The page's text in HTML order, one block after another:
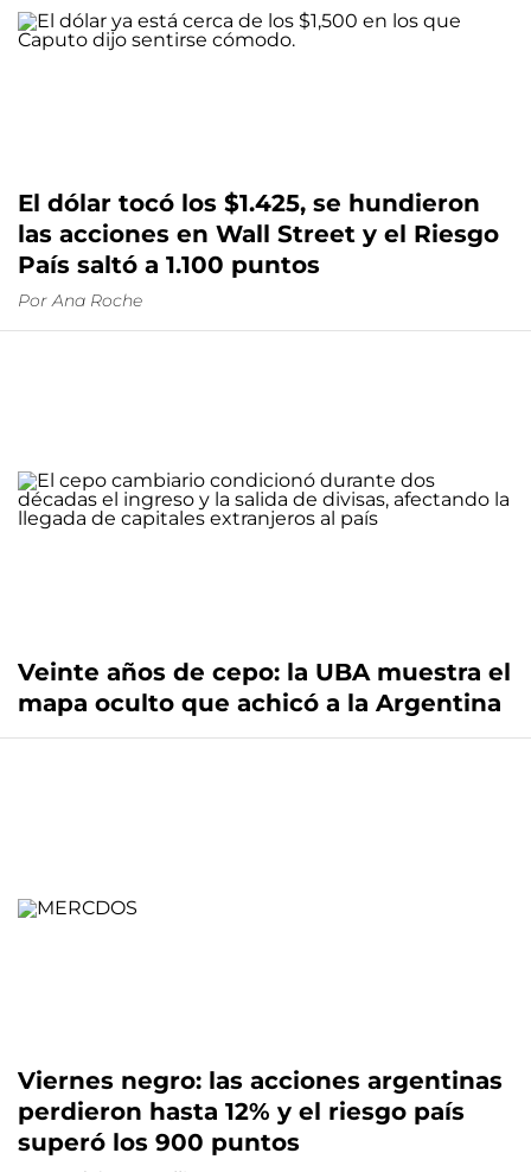
El dólar tocó los $1.425, se hundieron
las acciones en Wall Street y el Riesgo
País saltó a 1.100 puntos
Por Ana Roche
Veinte años de cepo: la UBA muestra el
mapa oculto que achicó a la Argentina
Viernes negro: las acciones argentinas
perdieron hasta 12% y el riesgo país
superó los 900 puntos